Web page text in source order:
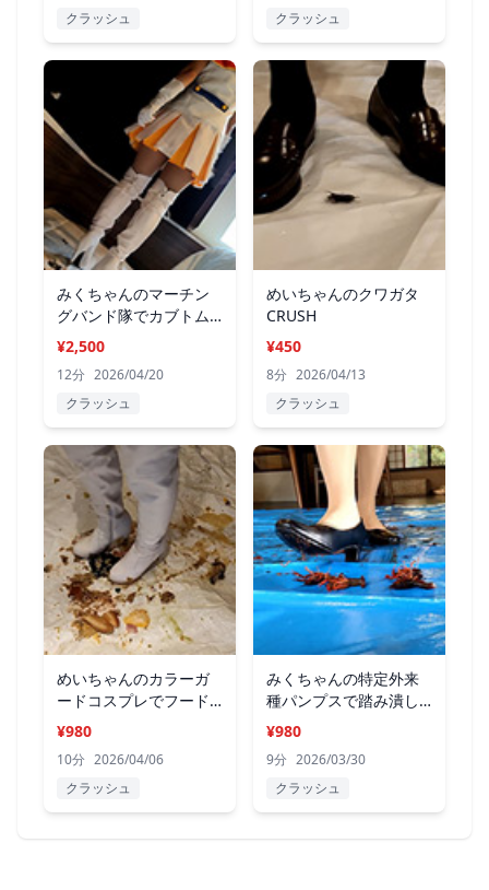
クラッシュ
クラッシュ
みくちゃんのマーチン
グバンド隊でカブトム
シCRUSH VOL1
¥2,500
12分 2026/04/20
クラッシュ
めいちゃんのクワガタ
CRUSH
¥450
8分 2026/04/13
クラッシュ
めいちゃんのカラーガ
ードコスプレでフード
CRUSH
¥980
10分 2026/04/06
クラッシュ
みくちゃんの特定外来
種パンプスで踏み潰し
て駆除 VOL1
¥980
9分 2026/03/30
クラッシュ